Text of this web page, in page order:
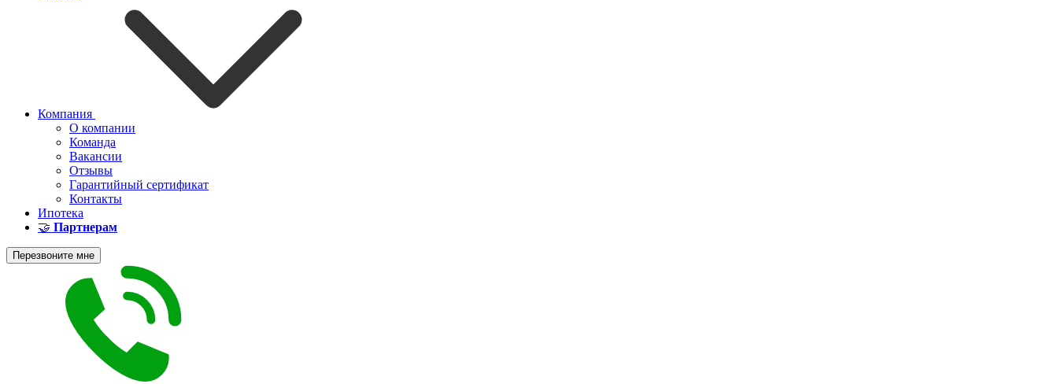
Компания
О компании
Команда
Вакансии
Отзывы
Гарантийный сертификат
Контакты
Ипотека
🤝 Партнерам
Перезвоните мне